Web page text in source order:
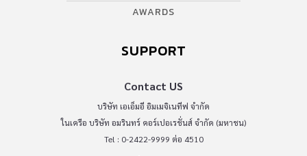
AWARDS
SUPPORT
Contact US
บริษัท เอเอ็มอี อิมเมจิเนทีฟ จำกัด
ในเครือ บริษัท อมรินทร์ คอร์เปอเรชั่นส์ จำกัด (มหาชน)
Tel : 0-2422-9999 ต่อ 4510